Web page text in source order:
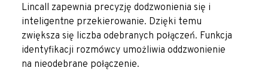
Lincall zapewnia precyzję dodzwonienia się i
inteligentne przekierowanie. Dzięki temu
zwiększa się liczba odebranych połączeń. Funkcja
identyfikacji rozmówcy umożliwia oddzwonienie
na nieodebrane połączenie.